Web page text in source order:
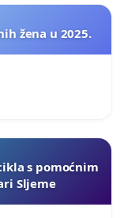
žena u 2025.
s pomoćnim
Sljeme